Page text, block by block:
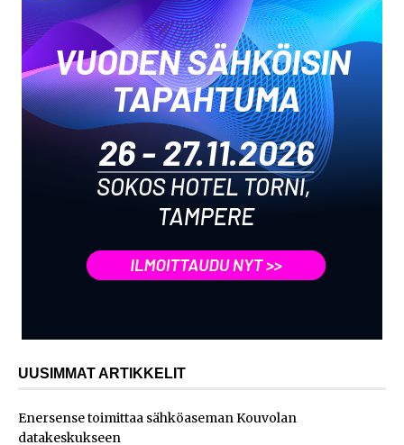
UUSIMMAT ARTIKKELIT
Enersense toimittaa sähköaseman Kouvolan
datakeskukseen